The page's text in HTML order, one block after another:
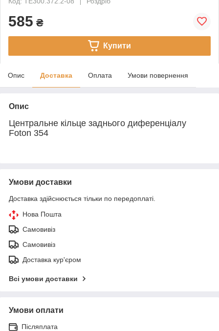
585 ₴
Купити
Опис Доставка Оплата Умови повернення
Опис
Центральне кільце заднього диференціалу
Foton 354
Умови доставки
Доставка здійснюється тільки по передоплаті.
Нова Пошта
Самовивіз
Самовивіз
Доставка кур'єром
Всі умови доставки
Умови оплати
Післяплата